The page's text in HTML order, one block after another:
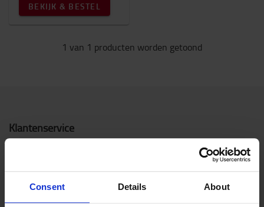
Consent Details About
BEKIJK & BESTEL
1 van 1 producten worden getoond
Klantenservice
Noodreparatie